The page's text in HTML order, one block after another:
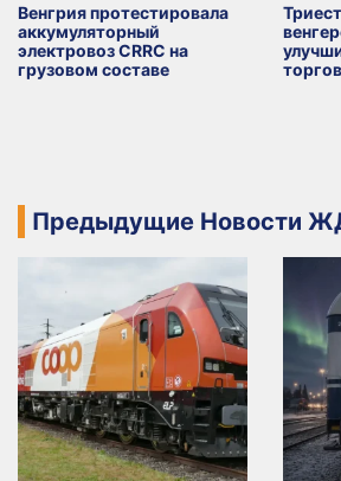
Венгрия протестировала
аккумуляторный
электровоз CRRC на
грузовом составе
Предыдущие Новости